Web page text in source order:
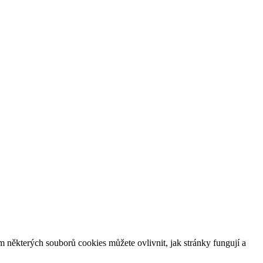
některých souborů cookies můžete ovlivnit, jak stránky fungují a